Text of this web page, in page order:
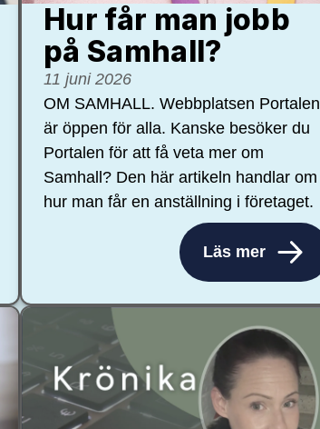
Hur får man jobb
på Samhall?
11 juni 2026
OM SAMHALL. Webbplatsen Portalen
är öppen för alla. Kanske besöker du
Portalen för att få veta mer om
Samhall? Den här artikeln handlar om
hur man får en anställning i företaget.
Läs mer